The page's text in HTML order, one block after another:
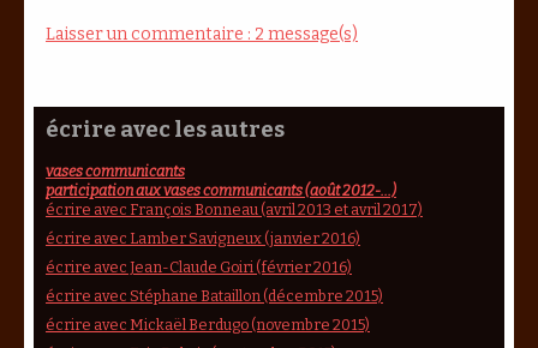
Laisser un commentaire : 2 message(s)
écrire avec les autres
vases communicants
participation aux vases communicants (août 2012-...)
écrire avec François Bonneau (avril 2013 et avril 2017)
écrire avec Lamber Savigneux (janvier 2016)
écrire avec Jean-Claude Goiri (février 2016)
écrire avec Stéphane Bataillon (décembre 2015)
écrire avec Mickaël Berdugo (novembre 2015)